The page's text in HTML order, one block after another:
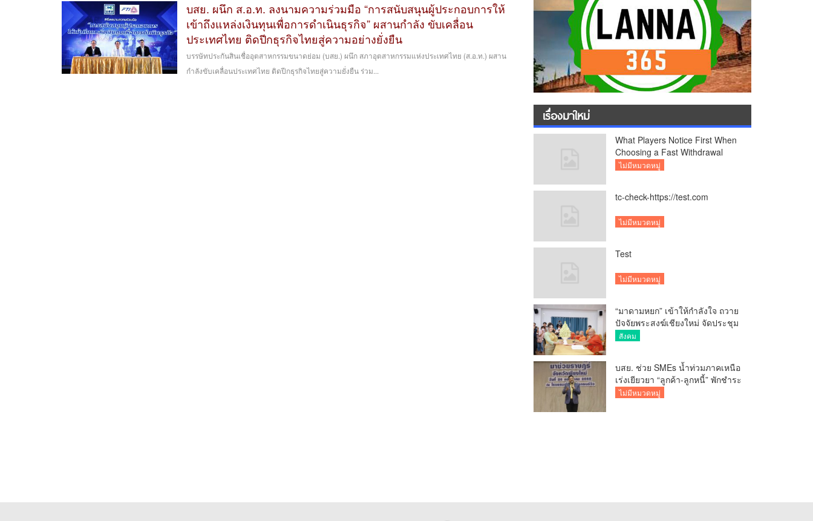
บสย. ผนึก ส.อ.ท. ลงนามความร่วมมือ “การสนับสนุนผู้ประกอบการให้
เข้าถึงแหล่งเงินทุนเพื่อการดำเนินธุรกิจ” ผสานกำลัง ขับเคลื่อน
ประเทศไทย ติดปีกธุรกิจไทยสู่ความอย่างยั่งยืน
บรรษัทประกันสินเชื่ออุตสาหกรรมขนาดย่อม (บสย.) ผนึก สภาอุตสาหกรรมแห่งประเทศไทย (ส.อ.ท.) ผสาน
กำลังขับเคลื่อนประเทศไทย ติดปีกธุรกิจไทยสู่ความยั่งยืน ร่วม...
เรื่องมาใหม่
What Players Notice First When
Choosing a Fast Withdrawal
Casino UK
ไม่มีหมวดหมู่
tc-check-https://test.com
ไม่มีหมวดหมู่
Test
ไม่มีหมวดหมู่
“มาดามหยก” เข้าให้กำลังใจ ถวาย
ปัจจัยพระสงฆ์เชียงใหม่ จัดประชุม
ทำบัญชีรายรับรายจ่ายของวัด กว่า
สังคม
บสย. ช่วย SMEs น้ำท่วมภาคเหนือ
เร่งเยียวยา “ลูกค้า-ลูกหนี้” พักชำระ
ค่าธรรมเนียม-ค่างวด
ไม่มีหมวดหมู่